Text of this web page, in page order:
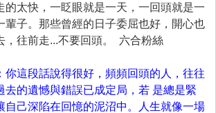
的太快，一眨眼就是一天，一回頭就是一
輩子。那些曾經的日子委屈也好，開心也
，往前走...不要回頭。 六合粉絲
這段話說得很好，頻頻回頭的人，往往
去的遺憾與錯誤已成定局，若 是總是緊
自己深陷在回憶的泥沼中。人生就像一場